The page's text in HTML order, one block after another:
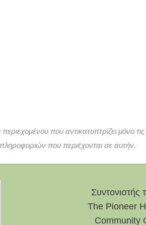
που αντικατοπτρίζει μόνο
που περιέχονται σε αυτήν.
Συντονιστής
The Pioneer
Community